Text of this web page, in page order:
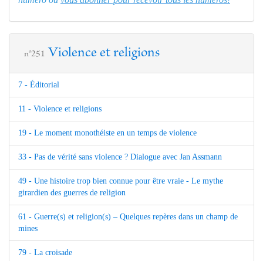
n°251 Violence et religions
7 - Éditorial
11 - Violence et religions
19 - Le moment monothéiste en un temps de violence
33 - Pas de vérité sans violence ? Dialogue avec Jan Assmann
49 - Une histoire trop bien connue pour être vraie - Le mythe
girardien des guerres de religion
61 - Guerre(s) et religion(s) – Quelques repères dans un champ de
mines
79 - La croisade